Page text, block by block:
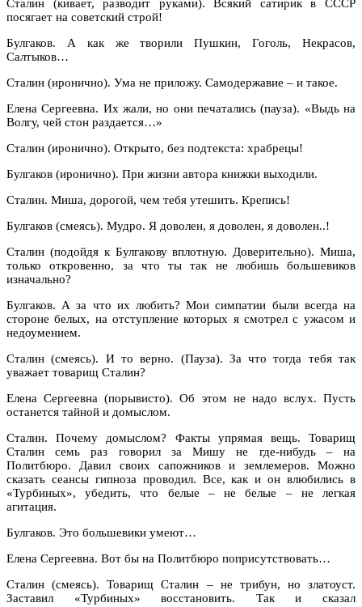
Сталин (кивает, разводит руками). Всякий сатирик в СССР
посягает на советский строй!
Булгаков. А как же творили Пушкин, Гоголь, Некрасов,
Салтыков…
Сталин (иронично). Ума не приложу. Самодержавие – и такое.
Елена Сергеевна. Их жали, но они печатались (пауза). «Выдь на
Волгу, чей стон раздается…»
Сталин (иронично). Открыто, без подтекста: храбрецы!
Булгаков (иронично). При жизни автора книжки выходили.
Сталин. Миша, дорогой, чем тебя утешить. Крепись!
Булгаков (смеясь). Мудро. Я доволен, я доволен, я доволен..!
Сталин (подойдя к Булгакову вплотную. Доверительно). Миша,
только откровенно, за что ты так не любишь большевиков
изначально?
Булгаков. А за что их любить? Мои симпатии были всегда на
стороне белых, на отступление которых я смотрел с ужасом и
недоумением.
Сталин (смеясь). И то верно. (Пауза). За что тогда тебя так
уважает товарищ Сталин?
Елена Сергеевна (порывисто). Об этом не надо вслух. Пусть
останется тайной и домыслом.
Сталин. Почему домыслом? Факты упрямая вещь. Товарищ
Сталин семь раз говорил за Мишу не где-нибудь – на
Политбюро. Давил своих сапожников и землемеров. Можно
сказать сеансы гипноза проводил. Все, как и он влюбились в
«Турбиных», убедить, что белые – не белые – не легкая
агитация.
Булгаков. Это большевики умеют…
Елена Сергеевна. Вот бы на Политбюро поприсутствовать…
Сталин (смеясь). Товарищ Сталин – не трибун, но златоуст.
Заставил «Турбиных» восстановить. Так и сказал